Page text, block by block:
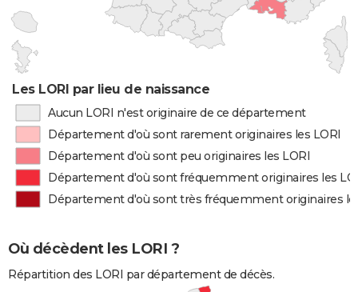
Les LORI par lieu de naissance
Aucun LORI n'est originaire de ce département
Département d'où sont rarement originaires les LORI
Département d'où sont peu originaires les LORI
Département d'où sont fréquemment originaires les
Département d'où sont très fréquemment originaires
Où décèdent les LORI ?
Répartition des LORI par département de décès.